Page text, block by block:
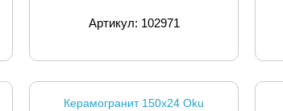
Артикул: 102971
Керамогранит 150x24 Oku